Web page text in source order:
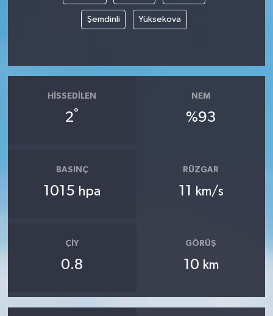
Şemdinli Yüksekova
HISSEDILEN
2°
NEM
%93
BASINÇ
1015 hpa
RÜZGAR
11 km/s
ÇIY
0.8
GÖRÜŞ
10 km